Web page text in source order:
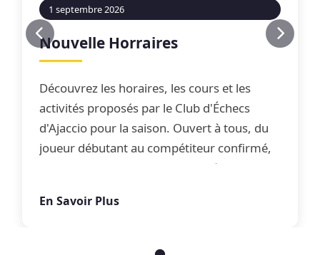
1 septembre 2026
Nouvelle Horraires
Découvrez les horaires, les cours et les
activités proposés par le Club d'Échecs
d'Ajaccio pour la saison. Ouvert à tous, du
joueur débutant au compétiteur confirmé,
le club propose une offre complète
de jeu libre dans une ambiance conviviale.
En Savoir Plus